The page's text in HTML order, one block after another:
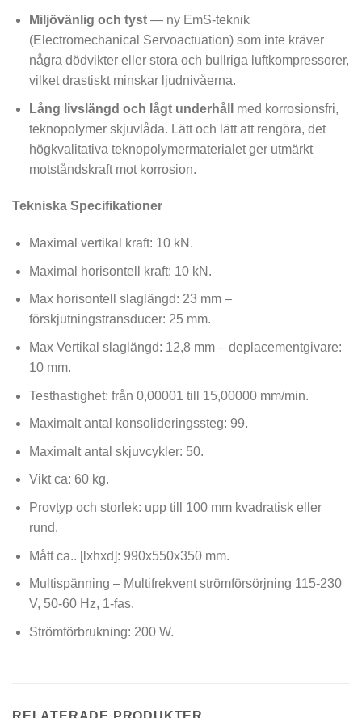
Miljövänlig och tyst— ny EmS-teknik
(Electromechanical Servoactuation) som inte kräver
några dödvikter eller stora och bullriga luftkompressorer,
vilket drastiskt minskar ljudnivåerna.
Lång livslängd och lågt underhåll
med korrosionsfri,
teknopolymer skjuvlåda. Lätt och lätt att rengöra, det
högkvalitativa teknopolymermaterialet ger utmärkt
motståndskraft mot korrosion.
Tekniska Specifikationer
Maximal vertikal kraft: 10 kN.
Maximal horisontell kraft: 10 kN.
Max horisontell slaglängd: 23 mm –
förskjutningstransducer: 25 mm.
Max Vertikal slaglängd: 12,8 mm – deplacementgivare:
10 mm.
Testhastighet: från 0,00001 till 15,00000 mm/min.
Maximalt antal konsolideringssteg: 99.
Maximalt antal skjuvcykler: 50.
Vikt ca: 60 kg.
Provtyp och storlek: upp till 100 mm kvadratisk eller
rund.
Mått ca.. [lxhxd]: 990x550x350 mm.
Multispänning – Multifrekvent strömförsörjning 115-230
V, 50-60 Hz, 1-fas.
Strömförbrukning: 200 W.